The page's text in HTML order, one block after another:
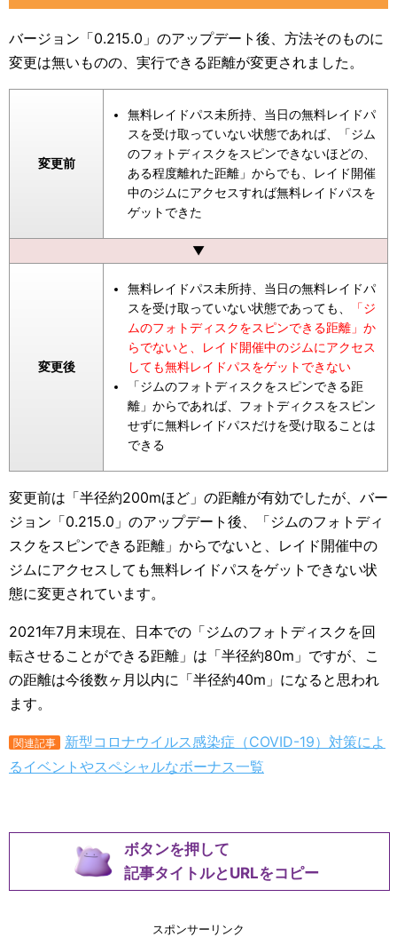
バージョン「0.215.0」のアップデート後、方法そのものに
変更は無いものの、実行できる距離が変更されました。
変更前
無料レイドパス未所持、当日の無料レイドパ
スを受け取っていない状態であれば、「ジム
のフォトディスクをスピンできないほどの、
ある程度離れた距離」からでも、レイド開催
中のジムにアクセスすれば無料レイドパスを
ゲットできた
▼
変更後
無料レイドパス未所持、当日の無料レイドパ
スを受け取っていない状態であっても、
「ジ
ムのフォトディスクをスピンできる距離」か
らでないと、レイド開催中のジムにアクセス
しても無料レイドパスをゲットできない
「ジムのフォトディスクをスピンできる距
離」からであれば、フォトディクスをスピン
せずに無料レイドパスだけを受け取ることは
できる
変更前は「半径約200mほど」の距離が有効でしたが、バー
ジョン「0.215.0」のアップデート後、「ジムのフォトディ
スクをスピンできる距離」からでないと、レイド開催中の
ジムにアクセスしても無料レイドパスをゲットできない状
態に変更されています。
2021年7月末現在、日本での「ジムのフォトディスクを回
転させることができる距離」は「半径約80m」ですが、こ
の距離は今後数ヶ月以内に「半径約40m」になると思われ
ます。
関連記事
新型コロナウイルス感染症（COVID-19）対策によ
るイベントやスペシャルなボーナス一覧
ボタンを押して
記事タイトルとURLをコピー
スポンサーリンク